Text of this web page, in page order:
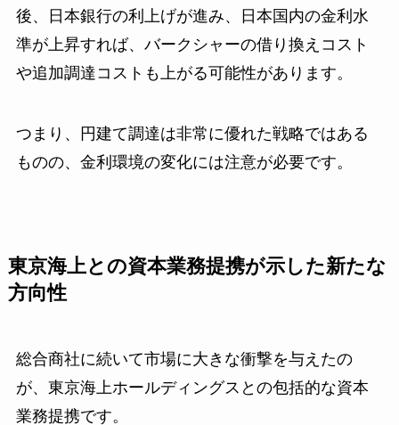
後、日本銀行の利上げが進み、日本国内の金利水
準が上昇すれば、バークシャーの借り換えコスト
や追加調達コストも上がる可能性があります。
つまり、円建て調達は非常に優れた戦略ではある
ものの、金利環境の変化には注意が必要です。
東京海上との資本業務提携が示した新たな
方向性
総合商社に続いて市場に大きな衝撃を与えたの
が、東京海上ホールディングスとの包括的な資本
業務提携です。